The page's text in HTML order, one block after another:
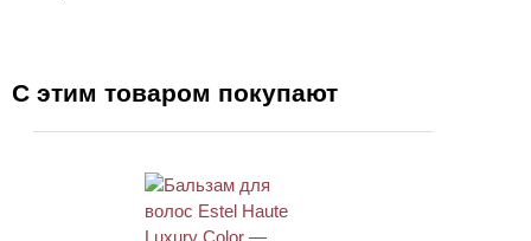
С этим товаром покупают